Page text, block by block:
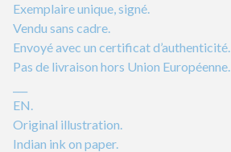
Exemplaire unique, signé.
Vendu sans cadre.
Envoyé avec un certificat d’authenticité.
Pas de livraison hors Union Européenne.
EN.
Original illustration.
Indian ink on paper.